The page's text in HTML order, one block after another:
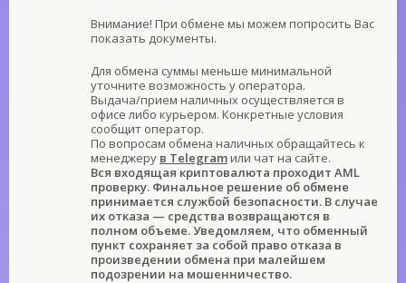
Внимание! При обмене мы можем попросить Вас
показать документы.
Для обмена суммы меньше минимальной
уточните возможность у оператора.
Выдача/прием наличных осуществляется в
офисе либо курьером. Конкретные условия
сообщит оператор.
По вопросам обмена наличных обращайтесь к
менеджеру в Telegram или чат на сайте.
Вся входящая криптовалюта проходит AML
проверку. Финальное решение об обмене
принимается службой безопасности. В случае
их отказа — средства возвращаются в
полном объеме. Уведомляем, что обменный
пункт сохраняет за собой право отказа в
произведении обмена при малейшем
подозрении на мошенничество.